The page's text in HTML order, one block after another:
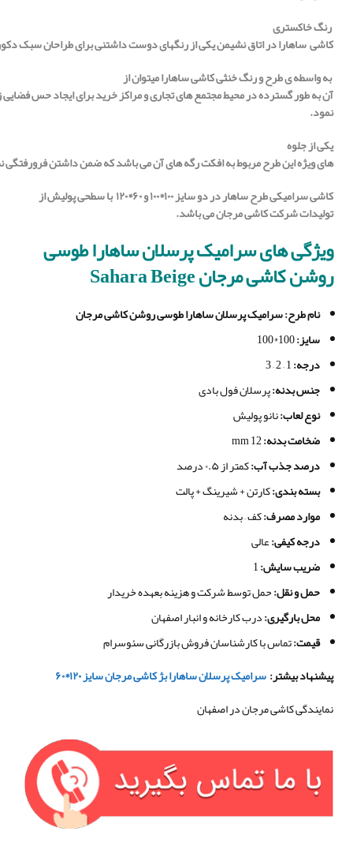
رنگخاکستری
کاشیساهارادراتاقنشیمنیکیازرنگهایدوستداشتنیبرایطراحانسبک
بهواسطهیطرحورنگخنثیکاشی ساهارامیتوان از
آنبهطورگستردهدرمحیطمجتمعهایتجاریومراکزخریدبرایایجادحسفضایی
نمود.
یکیازجلوه
هایویژهاینطرحمربوطبهافکترگههایآنمیباشدکهضمنداشتنفرورفتگی
کاشی سرامیکی طرح ساهار در دو سایز ۱۰۰*۱۰۰ و ۶۰*۱۲۰ با سطحی پولیش از
تولیدات شرکت کاشی مرجان می باشد.
ویژگی هایسرامیک پرسلان ساهارا طوسی
روشن کاشی مرجان Sahara Beige
نام طرح: سرامیک پرسلان ساهارا طوسی روشن کاشی مرجان
سایز:
درجه:
1 – 2 – 3
جنس بدنه:پرسلان فول بادی
نوع لعاب:نانو پولیش
ضخامت بدنه:
درصد جذب آب:کمتر از ۰.۵ درصد
بسته بندی:کارتن + شیرینگ + پالت
موارد مصرف:کف – بدنه
درجه کیفی:عالی
ضریب سایش:
حمل و نقل:حمل توسط شرکت و هزینه بعهده خریدار
محل بارگیری:درب کارخانه و انبار اصفهان
قیمت:تماس با کارشناسان فروش بازرگانی سئوسرام
پیشنهاد بیشتر:سرامیک پرسلان ساهارا بژ کاشی مرجان سایز ۱۲۰*۶۰
نمایندگی کاشی مرجان در اصفهان